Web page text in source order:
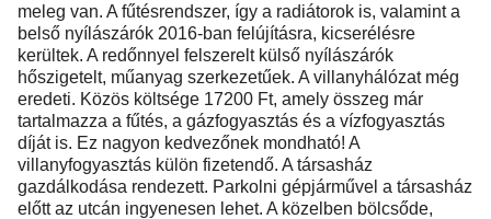
meleg van. A fűtésrendszer, így a radiátorok is, valamint a
belső nyílászárók 2016-ban felújításra, kicserélésre
kerültek. A redőnnyel felszerelt külső nyílászárók
hőszigetelt, műanyag szerkezetűek. A villanyhálózat még
eredeti. Közös költsége 17200 Ft, amely összeg már
tartalmazza a fűtés, a gázfogyasztás és a vízfogyasztás
díját is. Ez nagyon kedvezőnek mondható! A
villanyfogyasztás külön fizetendő. A társasház
gazdálkodása rendezett. Parkolni gépjárművel a társasház
előtt az utcán ingyenesen lehet. A közelben bölcsőde,